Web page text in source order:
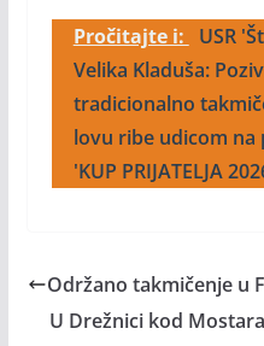
Pročitajte i:
USR
Velika Kladuša:
tradicionalno
lovu ribe udicom na
'KUP PRIJATELJA
Održano takmičenje u
U Drežnici kod